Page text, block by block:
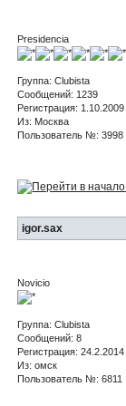
Presidencia
Группа: Clubista
Сообщений: 1239
Регистрация: 1.10.2009
Из: Москва
Пользователь №: 3998
igor.sax
Novicio
Группа: Clubista
Сообщений: 8
Регистрация: 24.2.2014
Из: омск
Пользователь №: 6811